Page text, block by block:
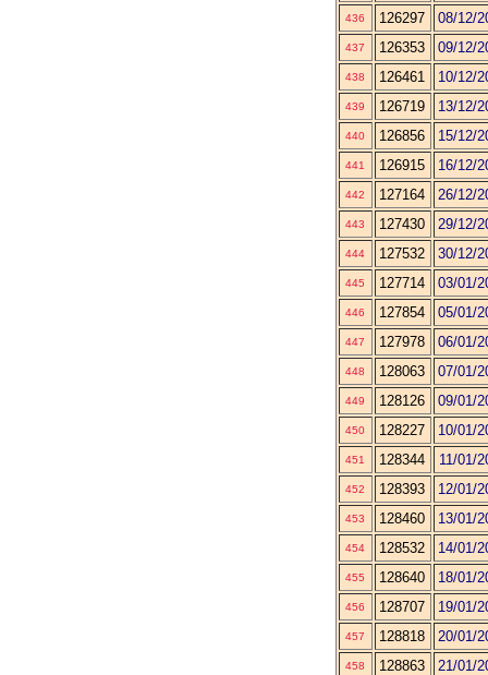
436 126297 08/12/
437 126353 09/12/
438 126461 10/12/
439 126719 13/12/
440 126856 15/12/
441 126915 16/12/
442 127164 26/12/
443 127430 29/12/
444 127532 30/12/
445 127714 03/01/
446 127854 05/01/
447 127978 06/01/
448 128063 07/01/
449 128126 09/01/
450 128227 10/01/
451 128344 11/01/
452 128393 12/01/
453 128460 13/01/
454 128532 14/01/
455 128640 18/01/
456 128707 19/01/
457 128818 20/01/
458 128863 21/01/